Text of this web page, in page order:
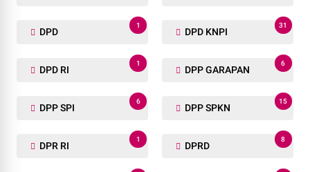
DPD
1
DPD KNPI
31
DPD RI
1
DPP GARAPAN
6
DPP SPI
6
DPP SPKN
15
DPR RI
1
DPRD
8